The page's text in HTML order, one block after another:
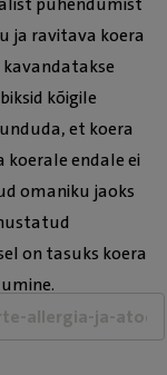
ja ravitava koera
kõigile
et koera
koerale endale ei
omaniku jaoks
on tasuks koera